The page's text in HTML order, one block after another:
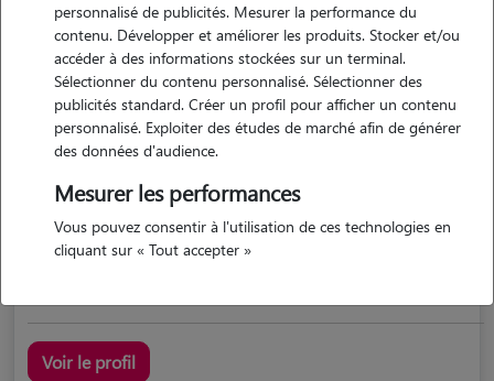
Pauline
CUSSET 03300
appartement
bonjour j ai une chatte européenne de 7 ans et un chien c...
Voir le profil
personnalisé de publicités. Mesurer la performance du
contenu. Développer et améliorer les produits. Stocker et/ou
accéder à des informations stockées sur un terminal.
Sélectionner du contenu personnalisé. Sélectionner des
publicités standard. Créer un profil pour afficher un contenu
personnalisé. Exploiter des études de marché afin de générer
des données d'audience.
Mesurer les performances
Vous pouvez consentir à l'utilisation de ces technologies en
cliquant sur « Tout accepter »